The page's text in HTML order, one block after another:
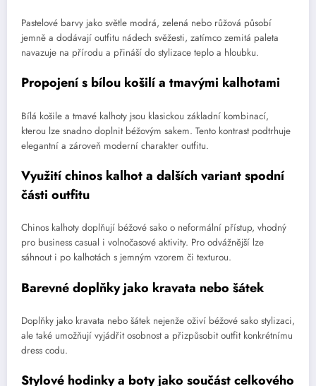
Pastelové barvy jako světle modrá, zelená nebo růžová působí
jemně a dodávají outfitu nádech svěžesti, zatímco zemitá paleta
navazuje na přírodu a přináší do stylizace teplo a hloubku.
Propojení s bílou košilí a tmavými kalhotami
Bílá košile a tmavé kalhoty jsou klasickou základní kombinací,
kterou lze snadno doplnit béžovým sakem. Tento kontrast podtrhuje
elegantní a zároveň moderní charakter outfitu.
Využití chinos kalhot a dalších variant spodní
části outfitu
Chinos kalhoty doplňují béžové sako o neformální přístup, vhodný
pro business casual i volnočasové aktivity. Pro odvážnější lze
sáhnout i po kalhotách s jemným vzorem či texturou.
Barevné doplňky jako kravata nebo šátek
Doplňky jako kravata nebo šátek nejenže oživí béžové sako stylizaci,
ale také umožňují vyjádřit osobnost a přizpůsobit outfit konkrétnímu
dress codu.
Stylové hodinky a boty jako součást celkového